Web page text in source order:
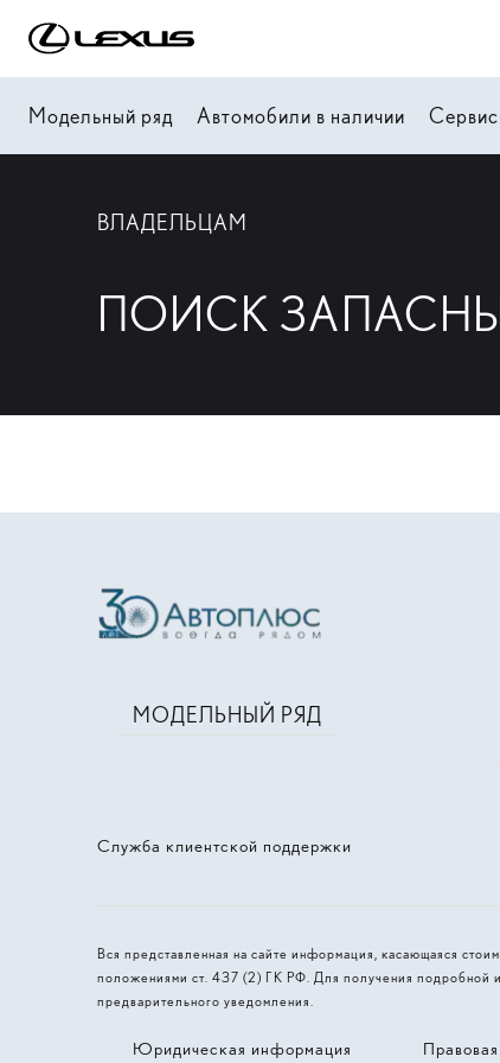
Модельный ряд Автомобили в наличии
ВЛАДЕЛЬЦАМ
ПОИСК
Служба клиентской поддержки
МОДЕЛЬНЫЙ РЯД
Вся представленная на сайте информация, касающаяся
положениями ст. 437 (2) ГК РФ. Для получения подробной
предварительного уведомления.
Юридическая информация